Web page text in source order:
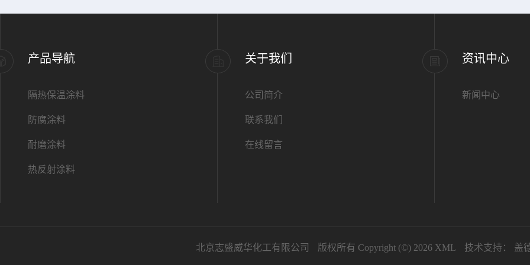
产品导航
隔热保温涂料
防腐涂料
耐磨涂料
热反射涂料
关于我们
公司简介
联系我们
在线留言
资讯中心
新闻中心
北京志盛威华化工有限公司 版权所有 Copyright (©) 2026 XML 技术支持： 盖